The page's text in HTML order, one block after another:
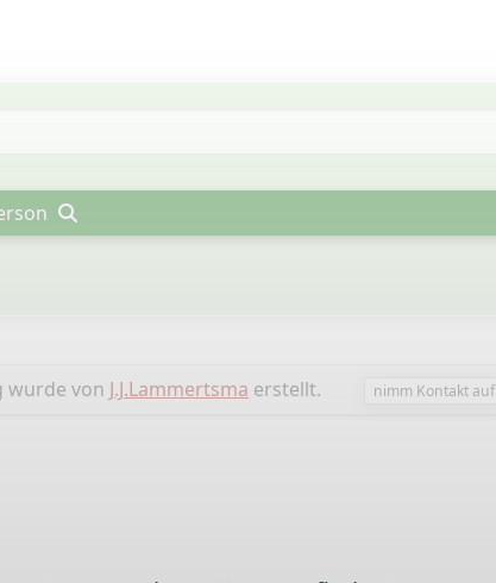
wurde von J.J.Lammertsma erstellt. nimm Kontakt auf